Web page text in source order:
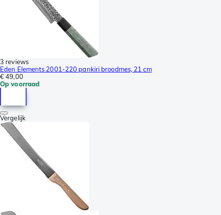
3 reviews
Eden Elements 2001-220 pankiri broodmes, 21 cm
€ 49,00
Op voorraad
Vergelijk